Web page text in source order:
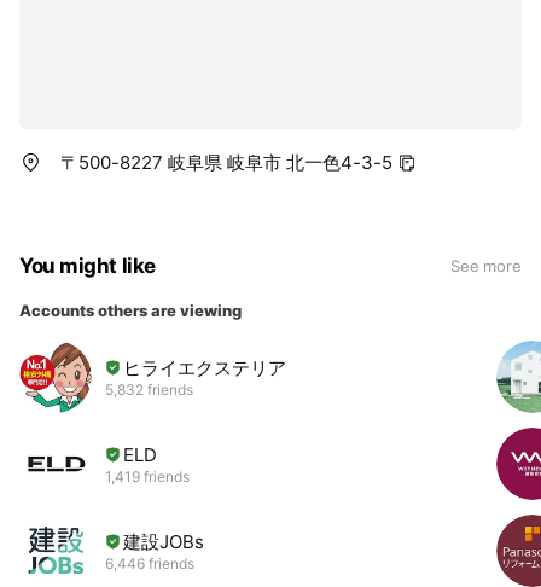
〒500-8227 岐阜県 岐阜市 北一色4-3-5
You might like See more
Accounts others are viewing
ヒライエクステリア
5,832 friends
ELD
1,419 friends
建設JOBs
6,446 friends